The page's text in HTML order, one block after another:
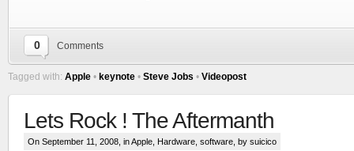
0 Comments
Tagged with: Apple • keynote • Steve Jobs • Videopost
Lets Rock ! The Aftermanth
On September 11, 2008, inApple Hardware software , by suicico